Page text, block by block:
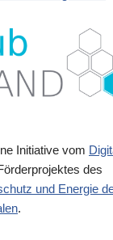
Initiative vom
des
und Energie
.